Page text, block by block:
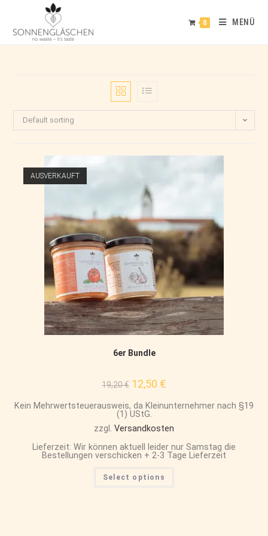
0 MENÜ
Default sorting
AUSVERKAUFT
6er Bundle
19,20€ 12,50 €
Kein Mehrwertsteuerausweis, da Kleinunternehmer nach §19
(1) UStG.
zzgl. Versandkosten
Lieferzeit: Wir können aktuell leider nur Samstag die
Bestellungen verschicken + 2-3 Tage Lieferzeit
Select options